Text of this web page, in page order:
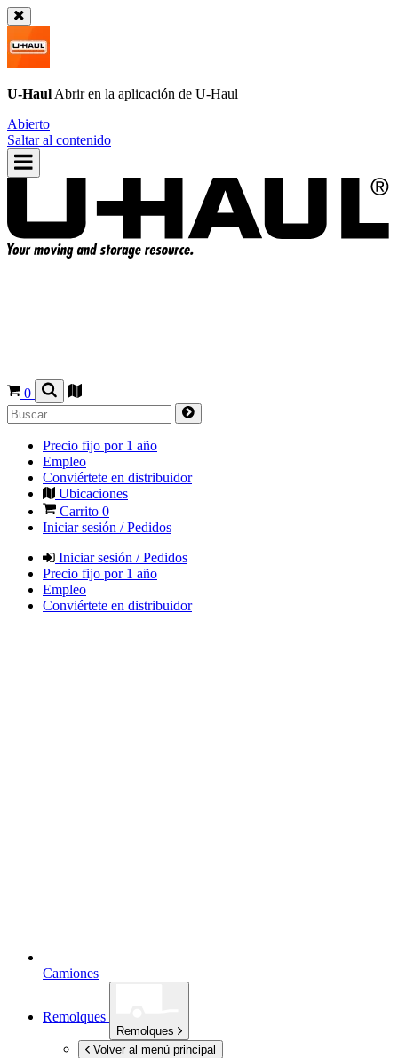
U-Haul Abrir en la aplicación de U-Haul
Abierto
Saltar al contenido
0
Precio fijo por 1 año
Empleo
Conviértete en distribuidor
Ubicaciones
Carrito 0
Iniciar sesión / Pedidos
Iniciar sesión / Pedidos
Precio fijo por 1 año
Empleo
Conviértete en distribuidor
Camiones
Remolques
Remolques
Volver al menú principal